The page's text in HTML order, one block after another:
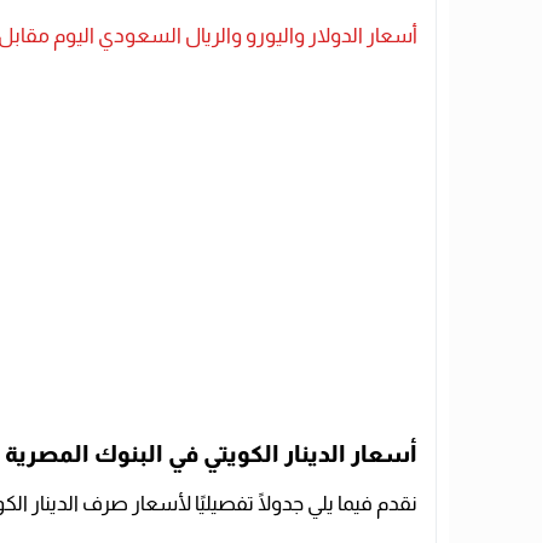
أسعار الدولار واليورو والريال السعودي اليوم
أسعار الدينار الكويتي في البنوك
نقدم فيما يلي جدولًا تفصيليًا لأسعار صرف الدينار